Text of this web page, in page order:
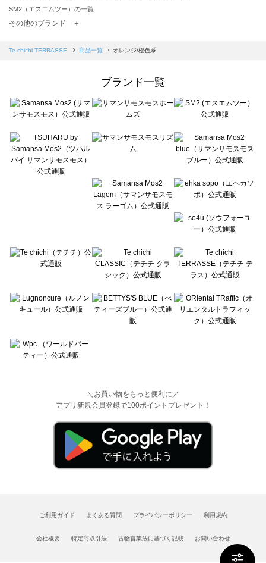
SM2（エスエムツー）の一覧
TSUHARU by Samansa Mos2（ツハルバイサマンサモスモス）の一覧
Samansa Mos2 blue（サマンサモスモス ブルー）の一覧
Te chichi（テチチ）の一覧
Te chichi CLASSIC（テチチ クラシック）の一覧
Lugnoncure（ルノンキュール）の一覧
BETTY'S BLUE（べティーズブルー）の一覧
Wpc.（ワールドパーティー）の一覧
その他のブランド ＋
Te chichi TERRASSE 商品一覧 オレンジ/橙色系
ブランド一覧
＼お買い物をもっと便利に／
アプリ新規会員登録で100ポイントプレゼント！
ご利用ガイド よくある質問 プライバシーポリシー 利用規約
会社概要 特定商取引法 古物営業法に基づく記載 お問い合わせ